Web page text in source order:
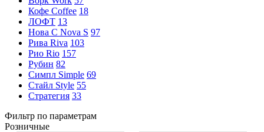
Кофе Coffee 18
ЛОФТ 13
Нова С Nova S 97
Рива Riva 103
Рио Rio 157
Рубин 82
Симпл Simple 69
Стайл Style 55
Стратегия 33
Фильтр по параметрам
Розничные